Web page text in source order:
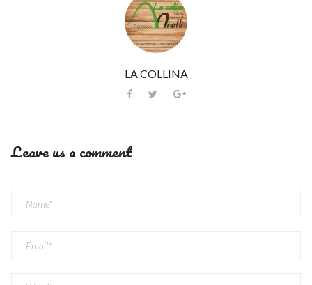
LA COLLINA
Leave us a comment